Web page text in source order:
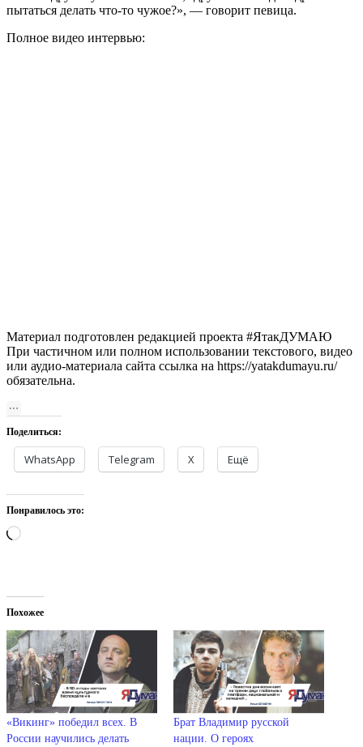
пытаться делать что-то чужое?», — говорит певица.
Полное видео интервью:
Материал подготовлен редакцией проекта #ЯтакДУМАЮ
При частичном или полном использовании текстового, видео
или аудио-материала сайта ссылка на https://yatakdumayu.ru/
обязательна.
Поделиться:
WhatsApp Telegram X Ещё
Понравилось это:
Загрузка…
Похожее
«Викинг» победил всех. В
России научились делать
Брат Владимир русской
нации. О героях